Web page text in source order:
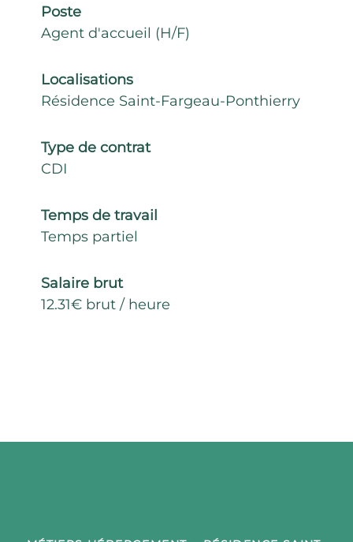
Poste
Agent d'accueil (H/F)
Localisations
Résidence Saint-Fargeau-Ponthierry
Type de contrat
CDI
Temps de travail
Temps partiel
Salaire brut
12.31€ brut / heure